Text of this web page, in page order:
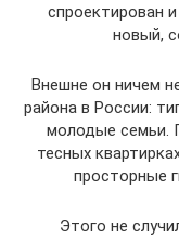
спроектирован
новый,
Внешне он ничем
района в России:
молодые семьи.
тесных
просторные
Этого не